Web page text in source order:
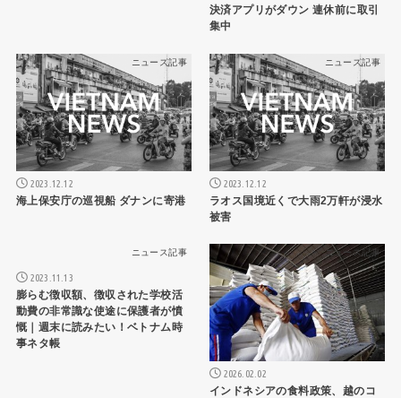
決済アプリがダウン 連休前に取引
集中
ニュース記事
2023.12.12
海上保安庁の巡視船 ダナンに寄港
ニュース記事
2023.12.12
ラオス国境近くで大雨2万軒が浸水
被害
ニュース記事
2023.11.13
膨らむ徴収額、徴収された学校活
動費の非常識な使途に保護者が憤
慨｜週末に読みたい！ベトナム時
事ネタ帳
ニュース記事
2026.02.02
インドネシアの食料政策、越のコ